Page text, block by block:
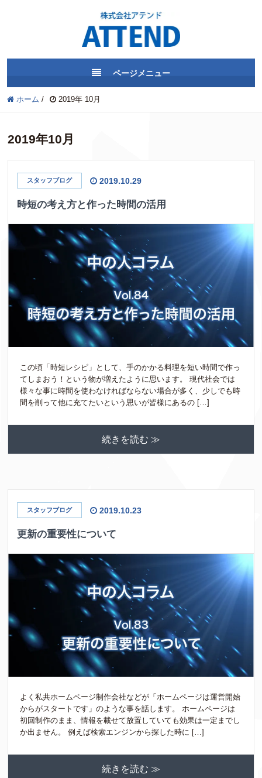
ページメニュー
ホーム / 2019年 10月
2019年10月
スタッフブログ 2019.10.29
時短の考え方と作った時間の活用
この頃「時短レシピ」として、手のかかる料理を短い時間で作っ
てしまおう！という物が増えたように思います。 現代社会では
様々な事に時間を使わなければならない場合が多く、少しでも時
間を削って他に充てたいという思いが皆様にあるの […]
続きを読む ≫
スタッフブログ 2019.10.23
更新の重要性について
よく私共ホームページ制作会社などが「ホームページは運営開始
からがスタートです」のような事を話します。 ホームページは
初回制作のまま、情報を載せて放置していても効果は一定までし
か出ません。 例えば検索エンジンから探した時に […]
続きを読む ≫